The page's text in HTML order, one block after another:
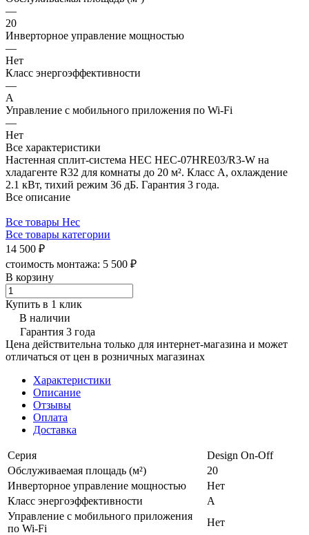
—
20
Инверторное управление мощностью
—
Нет
Класс энергоэффективности
—
A
Управление c мобильного приложения по Wi-Fi
—
Нет
Все характеристики
Настенная сплит-система HEC HEC-07HRE03/R3-W на
хладагенте R32 для комнаты до 20 м². Класс А, охлаждение
2.1 кВт, тихий режим 36 дБ. Гарантия 3 года.
Все описание
Все товары Hec
Все товары категории
14 500 ₽
стоимость монтажа: 5 500 ₽
В корзину
Купить в 1 клик
В наличии
Гарантия 3 года
Цена действительна только для интернет-магазина и может
отличаться от цен в розничных магазинах
Характеристики
Описание
Отзывы
Оплата
Доставка
Серия
Design On-Off
Обслуживаемая площадь (м²)
20
Инверторное управление мощностью
Нет
Класс энергоэффективности
A
Управление c мобильного приложения
по Wi-Fi
Нет